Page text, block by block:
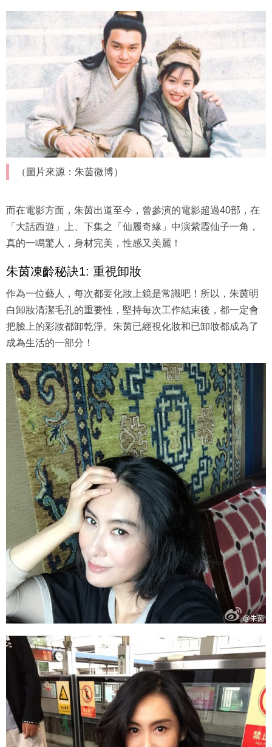
（圖片來源：朱茵微博）
而在電影方面，朱茵出道至今，曾參演的電影超過40部，在
「大話西遊」上、下集之「仙履奇緣」中演紫霞仙子一角，
真的一鳴驚人，身材完美，性感又美麗！
朱茵凍齡秘訣1: 重視卸妝
作為一位藝人，每次都要化妝上鏡是常識吧！所以，朱茵明
白卸妝清潔毛孔的重要性，堅持每次工作結束後，都一定會
把臉上的彩妝都卸乾淨。朱茵已經視化妝和已卸妝都成為了
成為生活的一部分！